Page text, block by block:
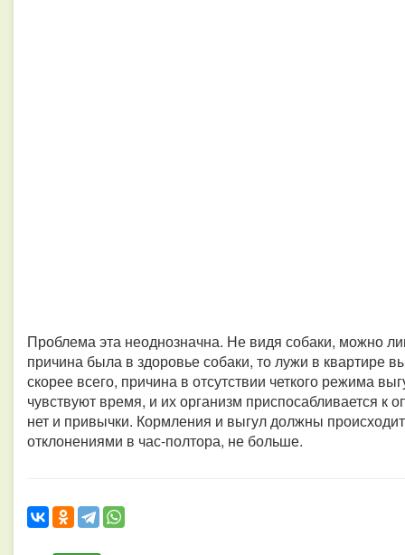
Проблема эта неоднозначна. Не видя собаки, можно
причина была в здоровье собаки, то лужи в квартире
скорее всего, причина в отсутствии четкого режима
чувствуют время, и их организм приспосабливается к
нет и привычки. Кормления и выгул должны
отклонениями в час-полтора, не больше.